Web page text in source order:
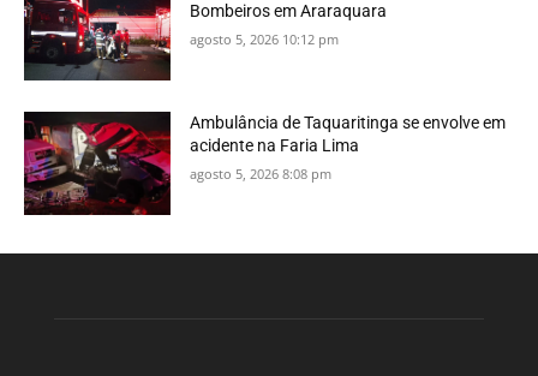
Bombeiros em Araraquara
agosto 5, 2026 10:12 pm
Ambulância de Taquaritinga se envolve em
acidente na Faria Lima
agosto 5, 2026 8:08 pm